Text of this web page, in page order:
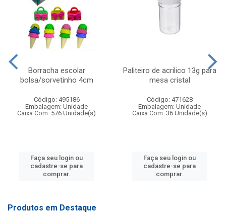
Borracha escolar
bolsa/sorvetinho 4cm
Código: 495186
Embalagem: Unidade
Caixa Com: 576 Unidade(s)
Faça seu login ou
cadastre-se para
comprar.
Paliteiro de acrilico 13g para
mesa cristal
Código: 471628
Embalagem: Unidade
Caixa Com: 36 Unidade(s)
Faça seu login ou
cadastre-se para
comprar.
Produtos em Destaque